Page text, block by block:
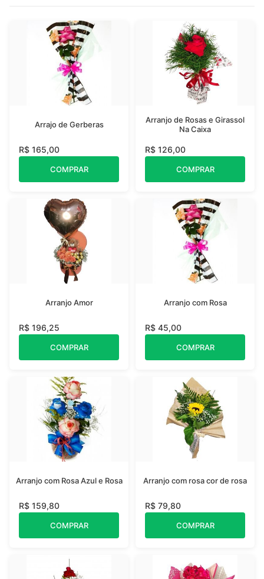
Arrajo de Gerberas
R$ 165,00
COMPRAR
Arranjo de Rosas e Girassol
Na Caixa
R$ 126,00
COMPRAR
Arranjo Amor
R$ 196,25
COMPRAR
Arranjo com Rosa
R$ 45,00
COMPRAR
Arranjo com Rosa Azul e Rosa
R$ 159,80
COMPRAR
Arranjo com rosa cor de rosa
R$ 79,80
COMPRAR